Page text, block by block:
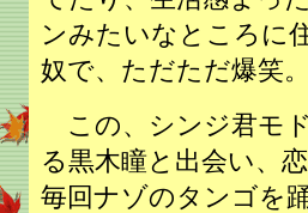
ンみたいなところに
奴で、ただただ爆笑
この、シンジ君モ
る黒木瞳と出会い、
毎回ナゾのタンゴを